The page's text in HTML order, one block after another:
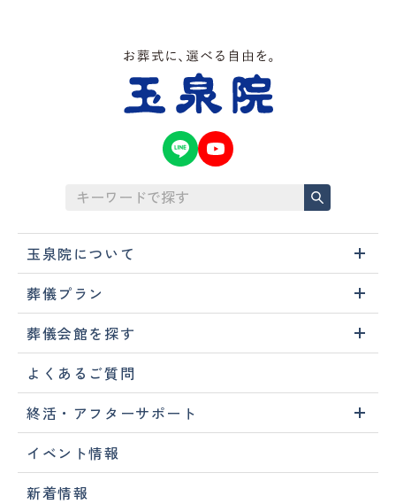
玉泉院について
葬儀プラン
葬儀会館を探す
よくあるご質問
終活・アフターサポート
イベント情報
新着情報